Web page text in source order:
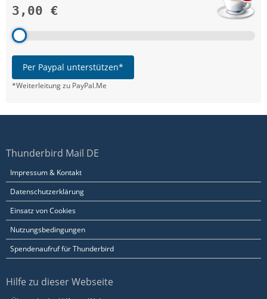
3,00 €
Per Paypal unterstützen*
*Weiterleitung zu PayPal.Me
Thunderbird Mail DE
Impressum & Kontakt
Datenschutzerklärung
Einsatz von Cookies
Nutzungsbedingungen
Spendenaufruf für Thunderbird
Hilfe zu dieser Webseite